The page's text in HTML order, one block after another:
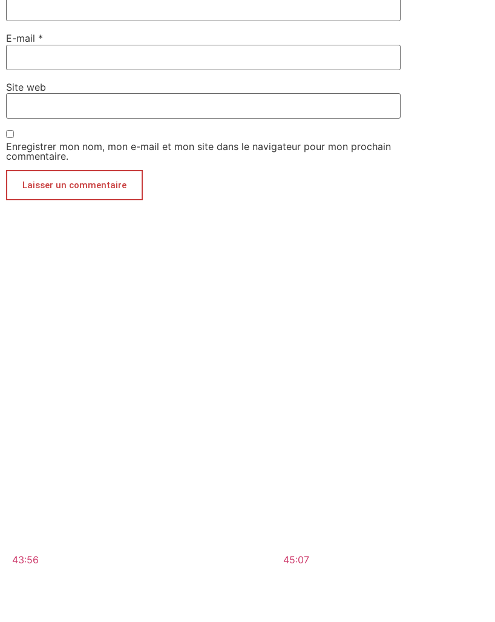
E-mail *
Site web
Enregistrer mon nom, mon e-mail et mon site dans le navigateur pour mon prochain
commentaire.
43:56 45:07